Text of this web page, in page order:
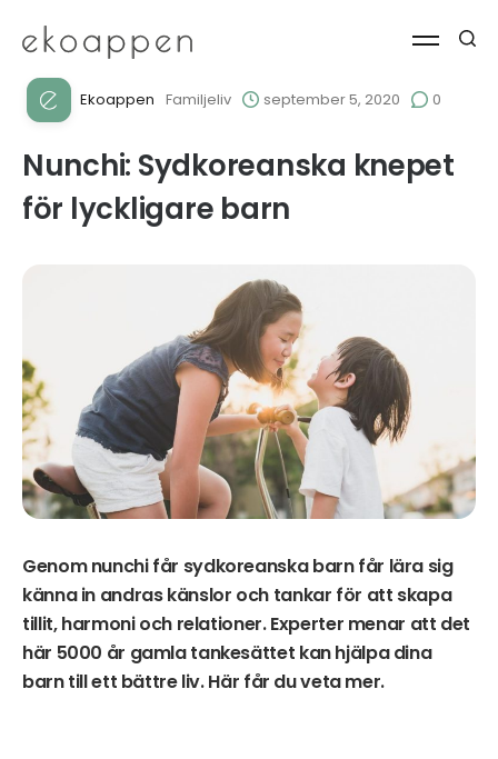
Ekoappen Familjeliv september 5, 2020 0
Nunchi: Sydkoreanska knepet
för lyckligare barn
Genom nunchi får sydkoreanska barn får lära sig
känna in andras känslor och tankar för att skapa
tillit, harmoni och relationer. Experter menar att det
här 5000 år gamla tankesättet kan hjälpa dina
barn till ett bättre liv. Här får du veta mer.